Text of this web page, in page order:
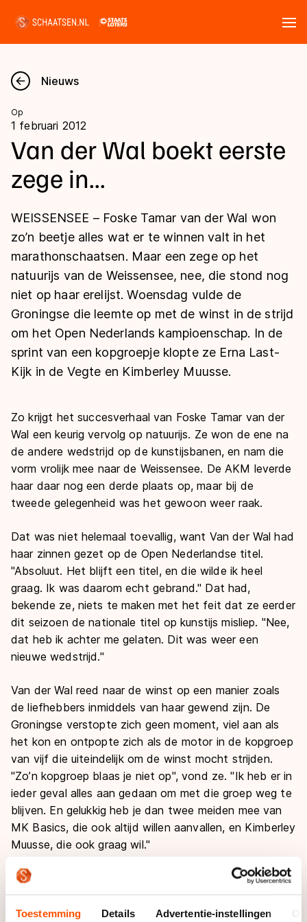
Toestemming Details Advertentie-instellingen
Nieuws
Kalender
Disciplines
Langebaan
Shorttrack
Inlineskaten
Kunstschaatsen
Schoonrijden
Natuurijs
Uitslagen
Langebaan
Shorttrack
Marathon
Inlineskaten
Kunstschaatsen
Tijden & historie
Ranglijsten Langebaan
Persoonlijke records & tijden
Historie & statistiek
De weg op
Inschrijven wedstrijden
Algemene Nederlandse Schaatstijd
Waar kan ik schaatsen en skaten?
Schaatsfans
Evenementen
Tickets
Word schaatsfan!
Winacties
Olympische Spelen
Medaille overzicht
Medaillespiegel
Olympische uitslagen
Van Jong tot Goud verhalen
Nieuws
Op
1 februari 2012
Van der Wal boekt eerste
zege in...
WEISSENSEE – Foske Tamar van der Wal won
zo’n beetje alles wat er te winnen valt in het
marathonschaatsen. Maar een zege op het
natuurijs van de Weissensee, nee, die stond nog
niet op haar erelijst. Woensdag vulde de
Groningse die leemte op met de winst in de strijd
om het Open Nederlands kampioenschap. In de
sprint van een kopgroepje klopte ze Erna Last-
Kijk in de Vegte en Kimberley Muusse.
Zo krijgt het succesverhaal van Foske Tamar van der
Wal een keurig vervolg op natuurijs. Ze won de ene na
de andere wedstrijd op de kunstijsbanen, en nam die
vorm vrolijk mee naar de Weissensee. De AKM leverde
haar daar nog een derde plaats op, maar bij de
tweede gelegenheid was het gewoon weer raak.
Dat was niet helemaal toevallig, want Van der Wal had
haar zinnen gezet op de Open Nederlandse titel.
"Absoluut. Het blijft een titel, en die wilde ik heel
graag. Ik was daarom echt gebrand." Dat had,
bekende ze, niets te maken met het feit dat ze eerder
dit seizoen de nationale titel op kunstijs misliep. "Nee,
dat heb ik achter me gelaten. Dit was weer een
nieuwe wedstrijd."
Van der Wal reed naar de winst op een manier zoals
de liefhebbers inmiddels van haar gewend zijn. De
Groningse verstopte zich geen moment, viel aan als
het kon en ontpopte zich als de motor in de kopgroep
van vijf die uiteindelijk om de winst mocht strijden.
"Zo’n kopgroep blaas je niet op", vond ze. "Ik heb er in
ieder geval alles aan gedaan om met die groep weg te
blijven. En gelukkig heb je dan twee meiden mee van
MK Basics, die ook altijd willen aanvallen, en Kimberley
Muusse, die ook graag wil."
Maar ze zag ook dat niet iedereen in de kopgroep
wilde meewerken. "Lisanne Soemanta koos ervoor het
anders te doen. Dat vond ik jammer." Soemanta, na